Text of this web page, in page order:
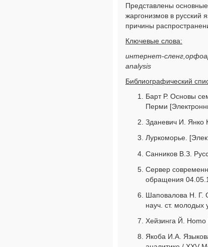
Представлены
жаргонизмов в русский
причины
Ключевые слова:
интернет-
analysis
Библиографический
Барт Р. Основы
Перми
Зданевич И. Янко
Луркоморье.
Санников В.З.
Сервер
обращения
Шаповалова Н. Г.
науч. ст. молодых
Хейзинга Й.
Якоба И.А.